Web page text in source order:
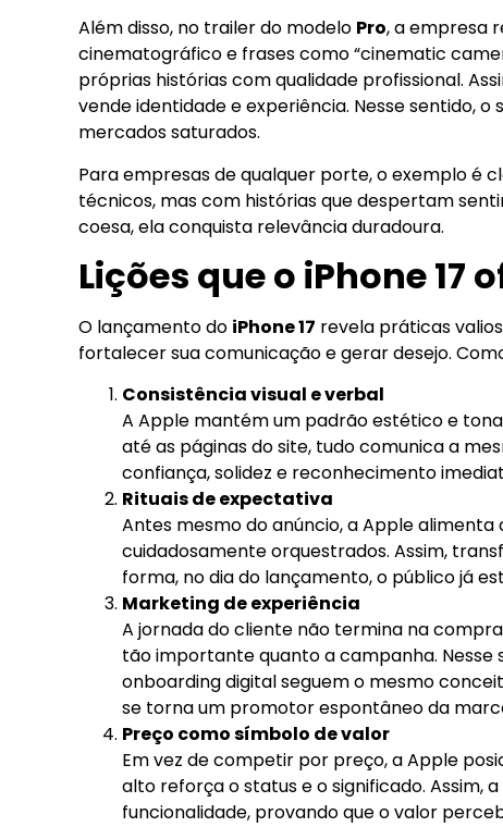
Além disso, no trailer do modelo Pro, a empresa
cinematográfico e frases como “cinematic
próprias histórias com qualidade profissional.
vende identidade e experiência. Nesse sentido,
mercados saturados.
Para empresas de qualquer porte, o exemplo é
técnicos, mas com histórias que despertam
coesa, ela conquista relevância duradoura.
Lições que o iPhone 17
O lançamento do iPhone 17 revela práticas
fortalecer sua comunicação e gerar desejo.
Consistência visual e verbal
A Apple mantém um padrão estético e
até as páginas do site, tudo comunica a
confiança, solidez e reconhecimento
Rituais de expectativa
Antes mesmo do anúncio, a Apple
cuidadosamente orquestrados. Assim,
forma, no dia do lançamento, o público já
Marketing de experiência
A jornada do cliente não termina na
tão importante quanto a campanha.
onboarding digital seguem o mesmo
se torna um promotor espontâneo da
Preço como símbolo de valor
Em vez de competir por preço, a Apple
alto reforça o status e o significado.
funcionalidade, provando que o valor